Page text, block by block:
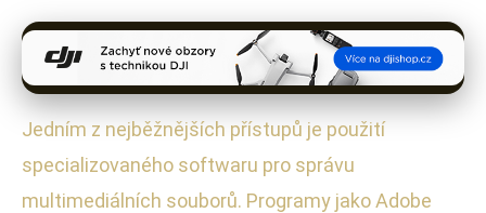
Jedním z nejběžnějších přístupů je použití
specializovaného softwaru pro správu
multimediálních souborů. Programy jako Adobe